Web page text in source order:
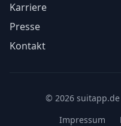
Karriere
Presse
Kontakt
© 2026
Impressum